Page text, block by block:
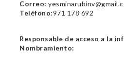
Correo:
Teléfono:971 178 692
Responsable de acceso a la
Nombramiento: